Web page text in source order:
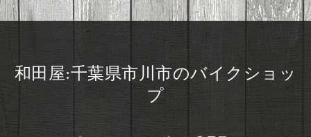
和田屋:千葉県市川市のバイクショッ
プ